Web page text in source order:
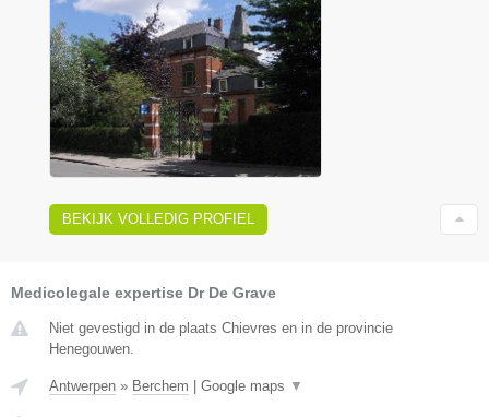
BEKIJK VOLLEDIG PROFIEL
Medicolegale expertise Dr De Grave
Niet gevestigd in de plaats Chievres en in de provincie
Henegouwen.
Antwerpen » Berchem Google maps ▼